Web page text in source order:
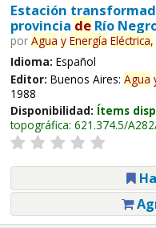
Estación
provincia deRío
por Agua y Energía Eléctrica,
Idioma: Español
Editor: Buenos Aires: Agua
1988
Disponibilidad: Ítems
topográfica: 621.374.5/